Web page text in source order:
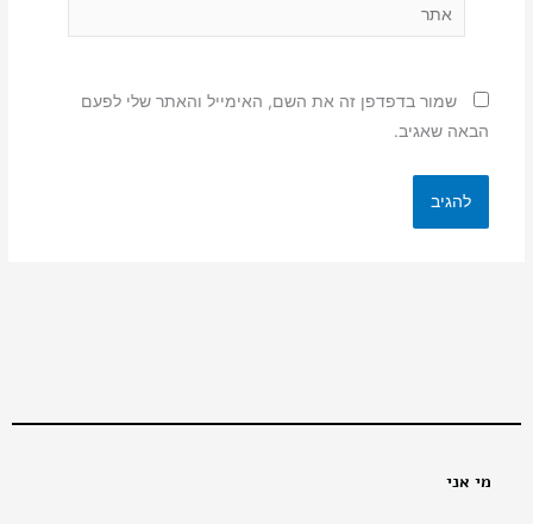
שמור בדפדפן זה את השם, האימייל והאתר שלי לפעם
הבאה שאגיב.
מי אני